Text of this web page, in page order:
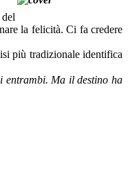
la felicità. Ci fa credere
più tradizionale identifica
entrambi. Ma il destino ha